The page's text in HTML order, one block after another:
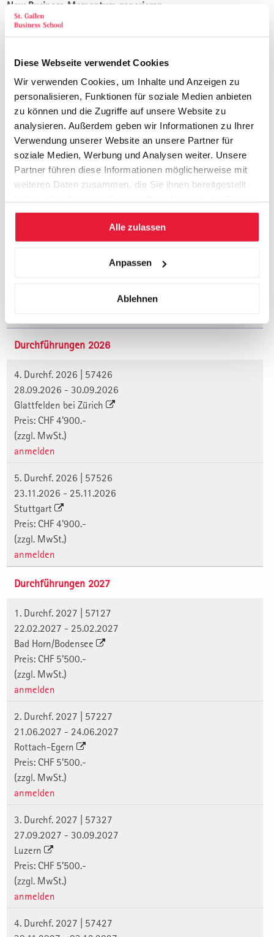
Diese Webseite verwendet Cookies
Wir verwenden Cookies, um Inhalte und Anzeigen zu
personalisieren, Funktionen für soziale Medien anbieten
zu können und die Zugriffe auf unsere Website zu
analysieren. Außerdem geben wir Informationen zu Ihrer
Verwendung unserer Website an unsere Partner für
soziale Medien, Werbung und Analysen weiter. Unsere
Partner führen diese Informationen möglicherweise mit
weiteren Daten zusammen, die Sie ihnen bereitgestellt
gesammelt haben.
Alle zulassen
Anpassen
Ablehnen
New Business-Momentum generieren
Kompetenzen aus allen Bereichen des Unternehmens
einbinden
Die Begeisterung für neue Geschäftsmodelle fördern
Der «Winning Spirit» des Business Developments
Das Innovations-Ökosystem
Innovative Strukturen
Innovationsunterstützende Prozesse
Agile Führungskonzepte, Anreizsysteme und Kooperationen
Business Innovation und Unternehmenswert
Unternehmenswerts
Business Development und Wertsteigerung
Termine, Orte, Seminargebühr und
Durchführungen 2026
4. Durchf. 2026 | 57426
28.09.2026 - 30.09.2026
Glattfelden bei Zürich
Preis: CHF 4'900.-
(zzgl. MwSt.)
anmelden
5. Durchf. 2026 | 57526
23.11.2026 - 25.11.2026
Stuttgart
Preis: CHF 4'900.-
(zzgl. MwSt.)
anmelden
Durchführungen 2027
1. Durchf. 2027 | 57127
22.02.2027 - 25.02.2027
Bad Horn/Bodensee
Preis: CHF 5'500.-
(zzgl. MwSt.)
anmelden
2. Durchf. 2027 | 57227
21.06.2027 - 24.06.2027
Rottach-Egern
Preis: CHF 5'500.-
(zzgl. MwSt.)
anmelden
3. Durchf. 2027 | 57327
27.09.2027 - 30.09.2027
Luzern
Preis: CHF 5'500.-
(zzgl. MwSt.)
anmelden
4. Durchf. 2027 | 57427